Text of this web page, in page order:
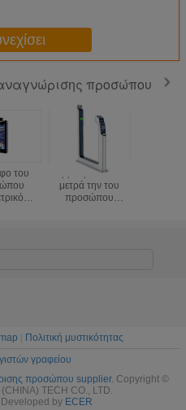
προσώπου
του
Θερμοκρασία που
μετρά την του
προσώπου
Πολιτική μυστικότητας
γραφείου
προσώπου supplier. Copyright ©
TECH CO., LTD.
by ECER